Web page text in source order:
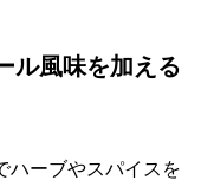
ル風味を加える
ハーブやスパイスを